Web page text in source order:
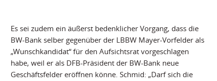
Es sei zudem ein äußerst bedenklicher Vorgang, dass die
BW-Bank selber gegenüber der LBBW Mayer-Vorfelder als
„Wunschkandidat“ für den Aufsichtsrat vorgeschlagen
habe, weil er als DFB-Präsident der BW-Bank neue
Geschäftsfelder eröffnen könne. Schmid: „Darf sich die